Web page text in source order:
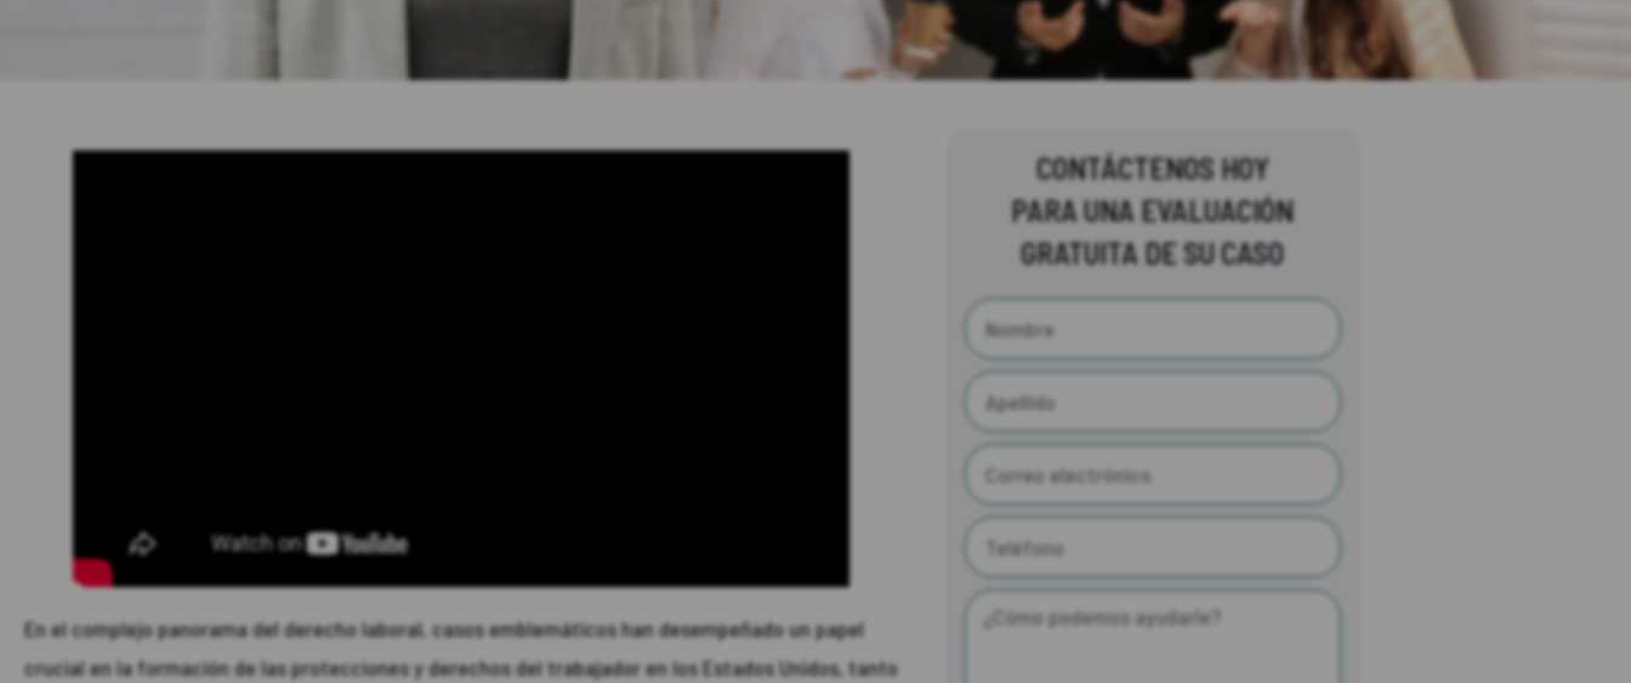
En el complejo panorama del derecho laboral, casos emblemáticos han desempeñado un papel
crucial en la formación de las protecciones y derechos del trabajador en los Estados Unidos, tanto
CONTÁCTENOS HOY
PARA UNA EVALUACIÓN
GRATUITA DE SU CASO